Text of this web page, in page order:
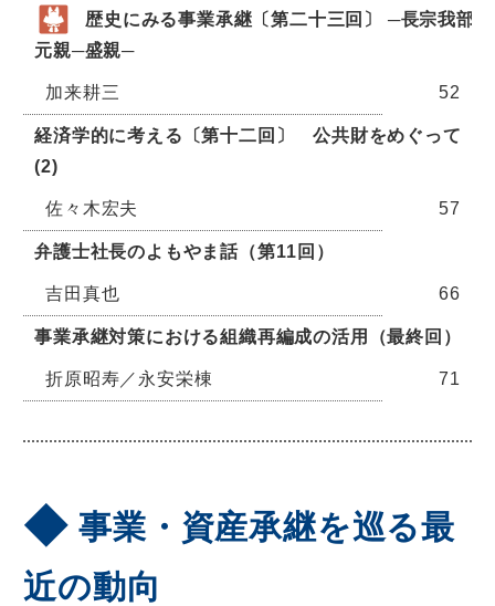
歴史にみる事業承継〔第二十三回〕 ─長宗我部
元親─盛親─
加来耕三 52
経済学的に考える〔第十二回〕 公共財をめぐって
(2)
佐々木宏夫 57
弁護士社長のよもやま話（第11回）
吉田真也 66
事業承継対策における組織再編成の活用（最終回）
折原昭寿／永安栄棟 71
事業・資産承継を巡る最
近の動向